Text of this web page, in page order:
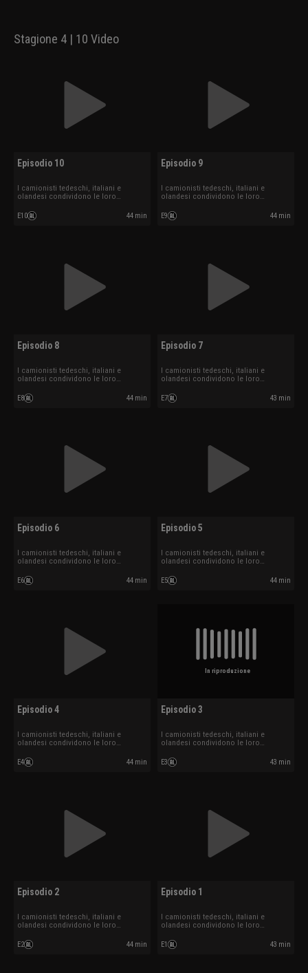
Stagione 4 | 10 Video
Episodio 10
I camionisti tedeschi, italiani e
olandesi condividono le loro
E10 44 min
Episodio 9
I camionisti tedeschi, italiani e
olandesi condividono le loro
E9 44 min
Episodio 8
I camionisti tedeschi, italiani e
olandesi condividono le loro
E8 44 min
Episodio 7
I camionisti tedeschi, italiani e
olandesi condividono le loro
E7 43 min
Episodio 6
I camionisti tedeschi, italiani e
olandesi condividono le loro
E6 44 min
Episodio 5
I camionisti tedeschi, italiani e
olandesi condividono le loro
E5 44 min
Episodio 4
I camionisti tedeschi, italiani e
olandesi condividono le loro
E4 44 min
In riproduzione
Episodio 3
I camionisti tedeschi, italiani e
olandesi condividono le loro
E3 43 min
Episodio 2
I camionisti tedeschi, italiani e
olandesi condividono le loro
E2 44 min
Episodio 1
I camionisti tedeschi, italiani e
olandesi condividono le loro
E1 43 min